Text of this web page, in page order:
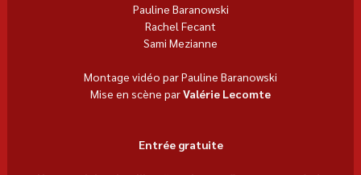
Pauline Baranowski
Rachel Fecant
Sami Mezianne
Montage vidéo par Pauline Baranowski
Mise en scène par Valérie Lecomte
Entrée gratuite